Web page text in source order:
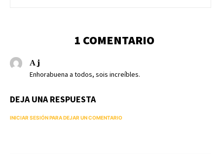
1 COMENTARIO
A j
Enhorabuena a todos, sois increíbles.
DEJA UNA RESPUESTA
INICIAR SESIÓN PARA DEJAR UN COMENTARIO